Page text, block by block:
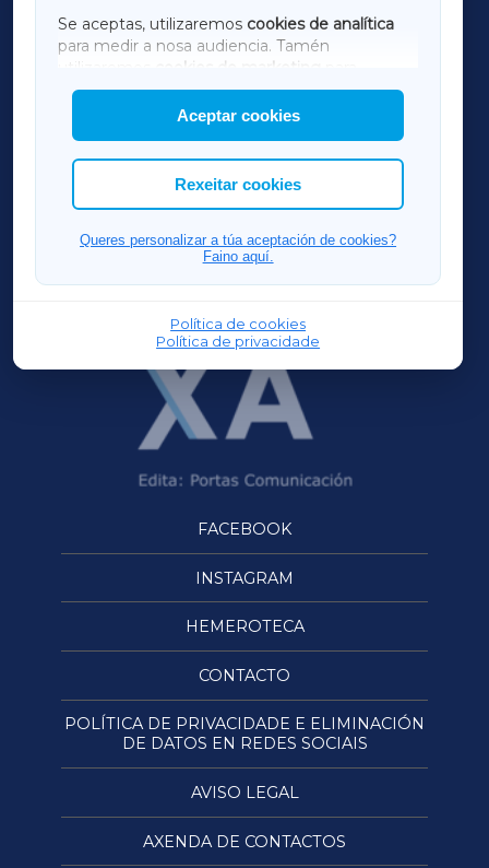
Se aceptas, utilizaremos cookies de analítica
para medir a nosa audiencia. Tamén
utilizaremos
cookies de marketing
mostrar publicidade de terceiros.
Así mesmo, podes personalizar a elección das
cookies que desexas permitir.
Aceptar cookies
Rexeitar cookies
Queres personalizar a túa aceptación de cookies?
Faino aquí.
Política de cookies
Política de privacidade
AMARIÑAXA
RIBEIRASACRAXA
ACORUÑAXA
FERROLXA
OURENSEXA
FACEBOOK
INSTAGRAM
HEMEROTECA
CONTACTO
POLÍTICA DE PRIVACIDADE E ELIMINACIÓN
DE DATOS EN REDES SOCIAIS
AVISO LEGAL
AXENDA DE CONTACTOS